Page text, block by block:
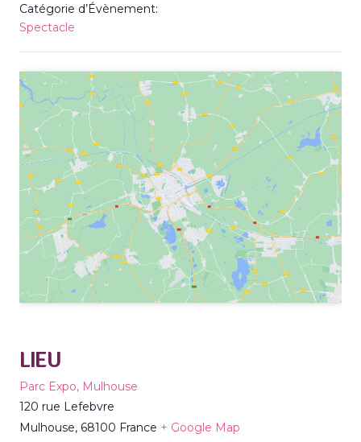
Catégorie d’Évènement:
Spectacle
LIEU
Parc Expo, Mulhouse
120 rue Lefebvre
Mulhouse, 68100 France + Google Map